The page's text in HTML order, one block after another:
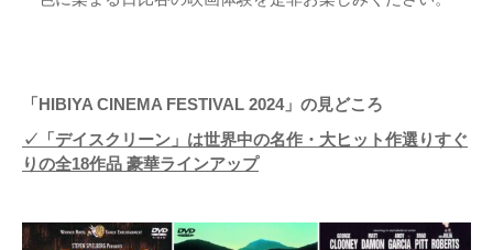
「HIBIYA CINEMA FESTIVAL 2024」の見どころ
✓「デイスクリーン」は世界中の名作・大ヒット作選りすぐ
りの全18作品 豪華ラインアップ